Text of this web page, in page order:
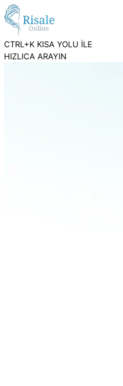
CTRL+K KISA YOLU İLE
HIZLICA ARAYIN